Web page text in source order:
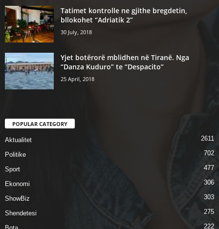
Tatimet kontrolle ne gjithe bregdetin,
bllokohet “Adriatik 2”
30 July, 2018
Yjet botërorë mblidhen në Tiranë. Nga
“Danza Kuduro” te “Despacito”
25 April, 2018
POPULAR CATEGORY
Aktualitet 2611
Politike 702
Sport 477
Ekonomi 306
ShowBiz 303
Shendetesi 275
222